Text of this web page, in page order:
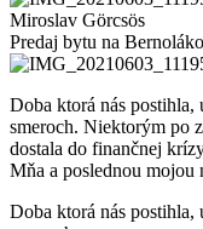
Miroslav Görcsös
Predaj bytu na
Doba ktorá nás
smeroch. Niektorým po
dostala do finančnej
Mňa a poslednou mojou
Doba ktorá nás